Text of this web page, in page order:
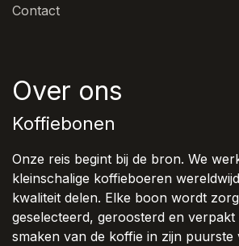
Contact
Over ons
Koffiebonen
Onze reis begint bij de bron. We
kleinschalige koffieboeren
kwaliteit delen. Elke boon wordt
geselecteerd, geroosterd en verpakt
smaken van de koffie in zijn puurste